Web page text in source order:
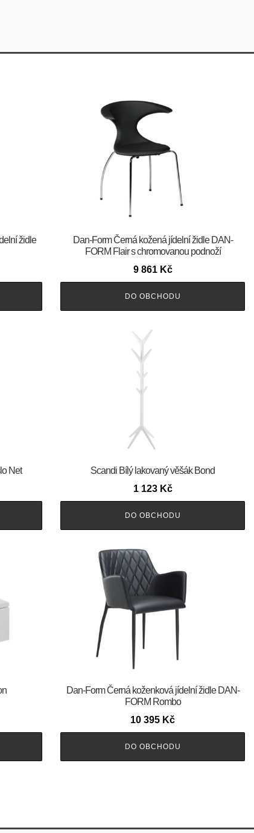
židle
​​​​​Dan-Form Černá kožená jídelní židle DAN-
FORM Flair s chromovanou podnoží
9 861 Kč
DO OBCHODU
Net
Scandi Bílý lakovaný věšák Bond
1 123 Kč
DO OBCHODU
​​​​​Dan-Form Černá koženková jídelní židle DAN-
FORM Rombo
10 395 Kč
DO OBCHODU